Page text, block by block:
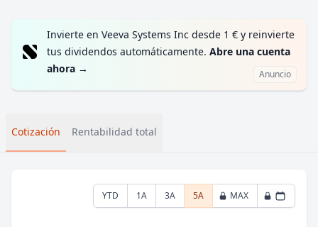
Invierte en Veeva Systems Inc desde 1 € y reinvierte
tus dividendos automáticamente. Abre una cuenta
ahora → Anuncio
Cotización Rentabilidad total
YTD 1A 3A 5A MAX